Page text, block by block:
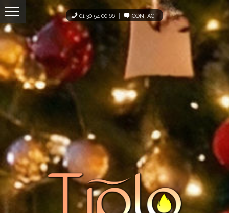
Panneau de gestion des cookies
01 30 54 00 66 CONTACT